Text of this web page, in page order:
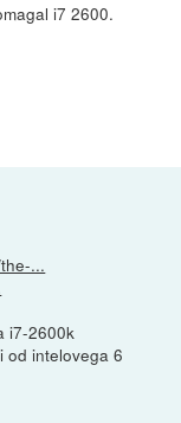
i7 2600.
...
i7-2600k
od intelovega 6